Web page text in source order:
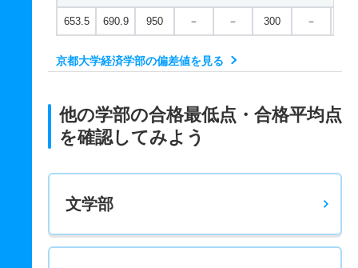
653.5 690.9 950 － － 300 －
京都大学経済学部の偏差値を見る
他の学部の合格最低点・合格平均点
を確認してみよう
文学部